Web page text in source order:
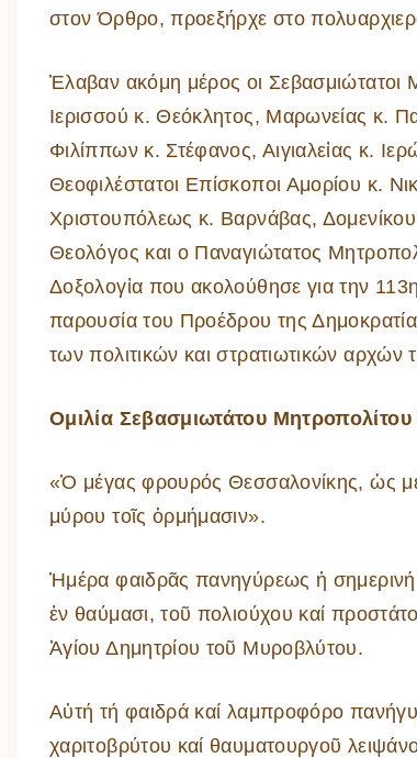
στον Όρθρο, προεξήρχε στο
Ἐλαβαν ακόμη μέρος οι
Ιερισσού κ. Θεόκλητος, Μαρωνείας κ.
Φιλίππων κ. Στέφανος, Αιγιαλεἰας κ.
Θεοφιλέστατοι Επίσκοποι Αμορίου κ.
Χριστουπόλεως κ. Βαρνάβας,
Θεολόγος και ο Παναγιώτατος
Δοξολογἰα που ακολούθησε για την
παρουσία του Προέδρου της
των πολιτικών και στρατιωτικών
Ομιλία Σεβασμιωτάτου Μητροπολίτου
«Ὁ μέγας φρουρός Θεσσαλονίκης, ὡς
μύρου τοῖς ὁρμήμασιν».
Ἡμέρα φαιδρᾶς πανηγύρεως ἡ σημερινή
ἐν θαύμασι, τοῦ πολιούχου καί
Ἁγίου Δημητρίου τοῦ Μυροβλύτου.
Αὐτή τή φαιδρά καί λαμπροφόρο
χαριτοβρύτου καί θαυματουργοῦ